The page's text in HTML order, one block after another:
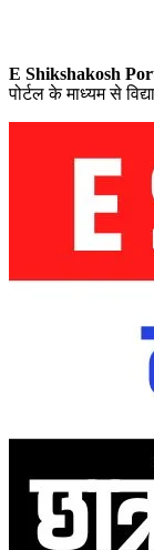
E Shikshakosh
पोर्टल के माध्यम से